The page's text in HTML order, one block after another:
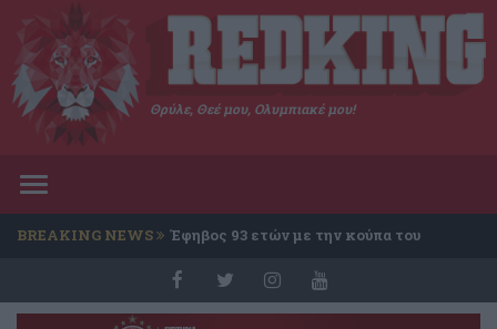
Θρύλε, Θεέ μου, Ολυμπιακέ μου!
Toggle
BREAKING NEWS Έφηβος 93 ετών με την κούπα του